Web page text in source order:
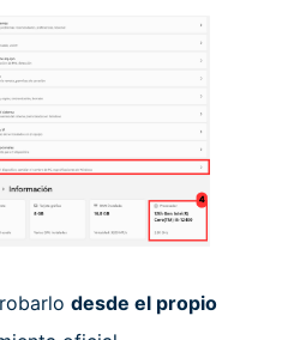
desde el propio